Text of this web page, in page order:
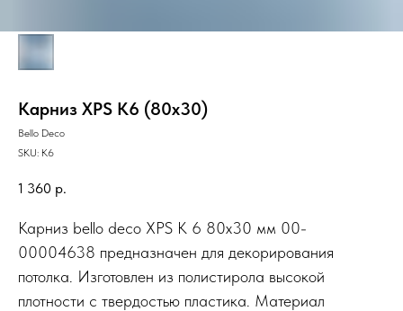
Карниз XPS К6 (80х30)
Bello Deco
SKU: К6
1 360 р.
Карниз bello deco XPS К 6 80x30 мм 00-
00004638 предназначен для декорирования
потолка. Изготовлен из полистирола высокой
плотности с твердостью пластика. Материал